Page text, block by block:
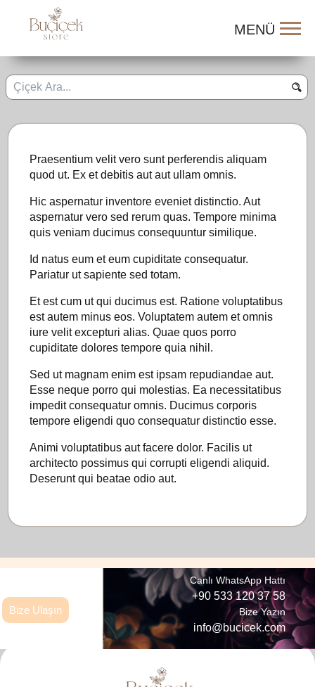
Praesentium velit vero sunt perferendis aliquam
quod ut. Ex et debitis aut aut ullam omnis.
Hic aspernatur inventore eveniet distinctio. Aut
aspernatur vero sed rerum quas. Tempore minima
quis veniam ducimus consequuntur similique.
Id natus eum et eum cupiditate consequatur.
Pariatur ut sapiente sed totam.
Et est cum ut qui ducimus est. Ratione voluptatibus
est autem minus eos. Voluptatem autem et omnis
iure velit excepturi alias. Quae quos porro
cupiditate dolores tempore quia nihil.
Sed ut magnam enim est ipsam repudiandae aut.
Esse neque porro qui molestias. Ea necessitatibus
impedit consequatur omnis. Ducimus corporis
tempore eligendi quo consequatur distinctio esse.
Animi voluptatibus aut facere dolor. Facilis ut
architecto possimus qui corrupti eligendi aliquid.
Deserunt qui beatae odio aut.
Bize Ulaşın
Canlı WhatsApp Hattı
+90 533 120 37 58
Bize Yazın
info@bucicek.com